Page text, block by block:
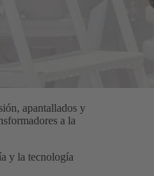
apantallados y
a la
y la tecnología